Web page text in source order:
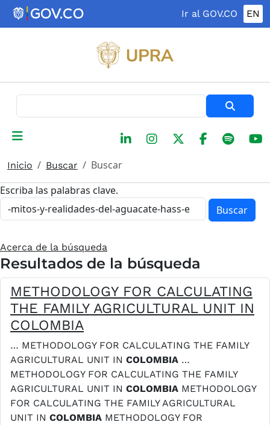
Pasar al contenido principal
Ir al GOV.CO EN
Inicio Buscar
Buscar
Escriba las palabras clave.
Buscar
Acerca de la búsqueda
Resultados de la búsqueda
METHODOLOGY FOR CALCULATING
THE FAMILY AGRICULTURAL UNIT IN
COLOMBIA
… METHODOLOGY FOR CALCULATING THE FAMILY
AGRICULTURAL UNIT IN COLOMBIA …
METHODOLOGY FOR CALCULATING THE FAMILY
AGRICULTURAL UNIT IN COLOMBIA METHODOLOGY
FOR CALCULATING THE FAMILY AGRICULTURAL
UNIT IN COLOMBIA METHODOLOGY FOR